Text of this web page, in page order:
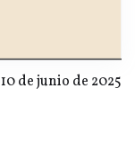
10 de junio de 2025